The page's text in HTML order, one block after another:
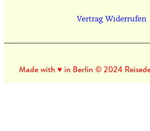
Vertrag Widerrufen
Made with ♥ in Berlin © 2024